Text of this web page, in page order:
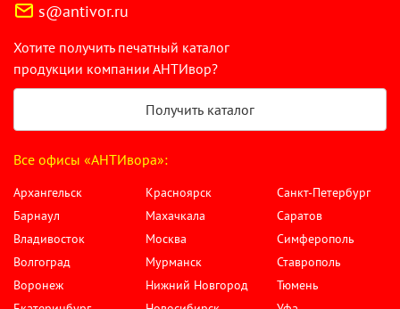
s@antivor.ru
Хотите получить печатный каталог
продукции компании АНТИвор?
Получить каталог
Все офисы «АНТИвора»:
Архангельск
Барнаул
Владивосток
Волгоград
Воронеж
Красноярск
Махачкала
Москва
Мурманск
Нижний Новгород
Санкт-Петербург
Саратов
Симферополь
Ставрополь
Тюмень